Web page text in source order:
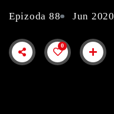
Epizoda 88 Jun 2020
0